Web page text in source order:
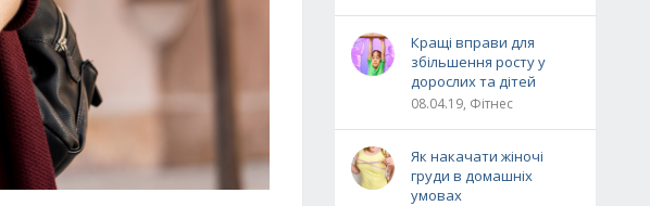
Кращі вправи для
збільшення росту у
дорослих та дітей
08.04.19, Фітнес
Як накачати жіночі
груди в домашніх
умовах